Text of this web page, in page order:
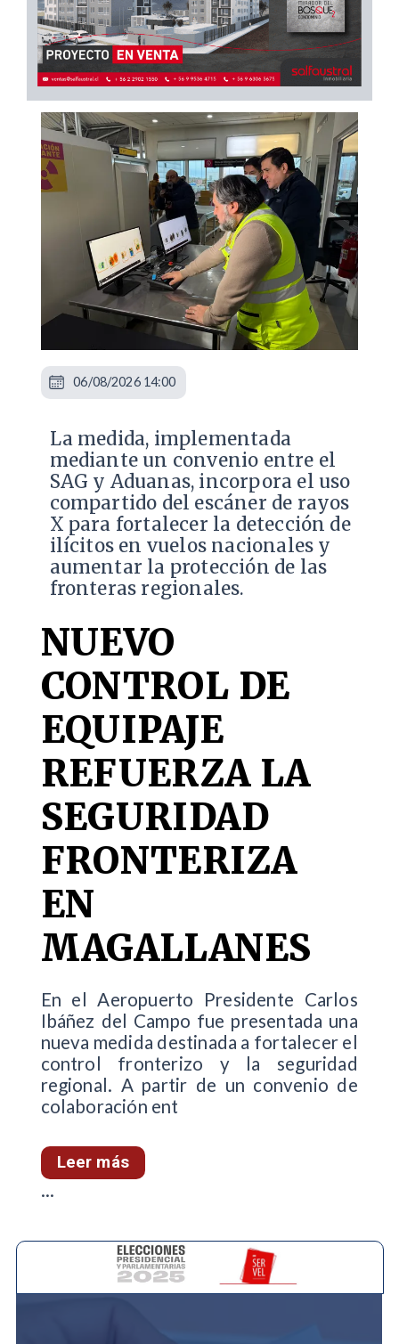
La medida, implementada
mediante un convenio entre el
SAG y Aduanas, incorpora el uso
compartido del escáner de rayos
X para fortalecer la detección de
ilícitos en vuelos nacionales y
aumentar la protección de las
fronteras regionales.
NUEVO
CONTROL DE
EQUIPAJE
REFUERZA LA
SEGURIDAD
FRONTERIZA
EN
MAGALLANES
En el Aeropuerto Presidente Carlos
Ibáñez del Campo fue presentada una
nueva medida destinada a fortalecer el
control fronterizo y la seguridad
regional. A partir de un convenio de
colaboración ent
Leer más
06/08/2026 14:00
...